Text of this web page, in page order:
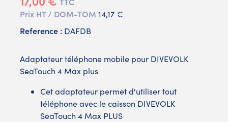
Prix HT / DOM-TOM 14,17 €
Reference : DAFDB
Adaptateur téléphone mobile pour DIVEVOLK
SeaTouch 4 Max plus
Cet adaptateur permet d'utiliser tout
téléphone avec le caisson DIVEVOLK
SeaTouch 4 Max PLUS